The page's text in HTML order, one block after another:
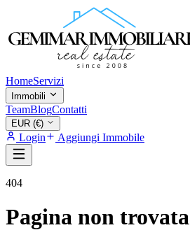
HomeServizi
Immobili
TeamBlogContatti
EUR (€)
Login Aggiungi Immobile
404
Pagina non trovata